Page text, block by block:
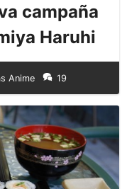
campaña
Haruhi
Anime 19